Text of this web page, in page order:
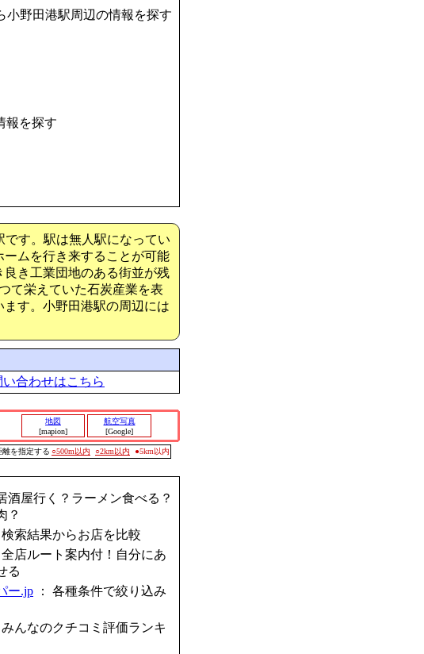
小野田港駅周辺の情報を探す
報を探す
す。駅は無人駅になってい
ムを行き来することが可能
き工業団地のある街並が残
て栄えていた石炭産業を表
す。小野田港駅の周辺には
合わせはこちら
地図
[mapion]
航空写真
[Google]
離を指定する ○500m以内 ○2km以内 ●5km以内
酒屋行く？ラーメン食べる？
？
検索結果からお店を比較
全店ルート案内付！自分にあ
る
ー.jp ： 各種条件で絞り込み
みんなのクチコミ評価ランキ